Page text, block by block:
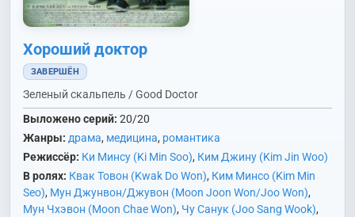
Хороший доктор
ЗАВЕРШЁН
Зеленый скальпель / Good Doctor
Выложено серий: 20/20
Жанры: драма, медицина, романтика
Режиссёр: Ки Минсу (Ki Min Soo), Ким Джину (Kim Jin Woo)
В ролях: Квак Товон (Kwak Do Won), Ким Минсо (Kim Min
Seo), Мун Джунвон/Джувон (Moon Joon Won/Joo Won),
Мун Чхэвон (Moon Chae Won), Чу Санук (Joo Sang Wook),